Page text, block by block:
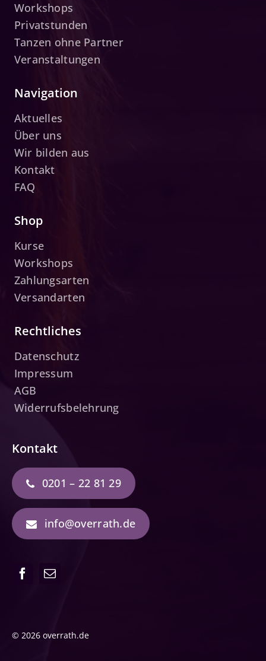
Workshops
Privatstunden
Tanzen ohne Partner
Veranstaltungen
Navigation
Aktuelles
Über uns
Wir bilden aus
Kontakt
FAQ
Kontakt
0201 – 22 81 29
info@overrath.de
Shop
Kurse
Workshops
Zahlungsarten
Versandarten
Rechtliches
Datenschutz
Impressum
AGB
Widerrufsbelehrung
© 2026 overrath.de